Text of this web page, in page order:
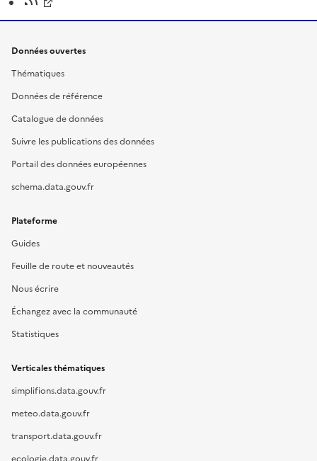
Données ouvertes
Thématiques
Données de référence
Catalogue de données
Suivre les publications des données
Portail des données européennes
schema.data.gouv.fr
Plateforme
Guides
Feuille de route et nouveautés
Nous écrire
Échangez avec la communauté
Statistiques
Verticales thématiques
simplifions.data.gouv.fr
meteo.data.gouv.fr
transport.data.gouv.fr